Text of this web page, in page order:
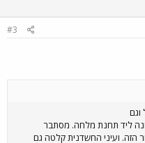
#3
ליד תחנת מלחה. מסתבר
הזה. ועיני החשדנית קלטה גם